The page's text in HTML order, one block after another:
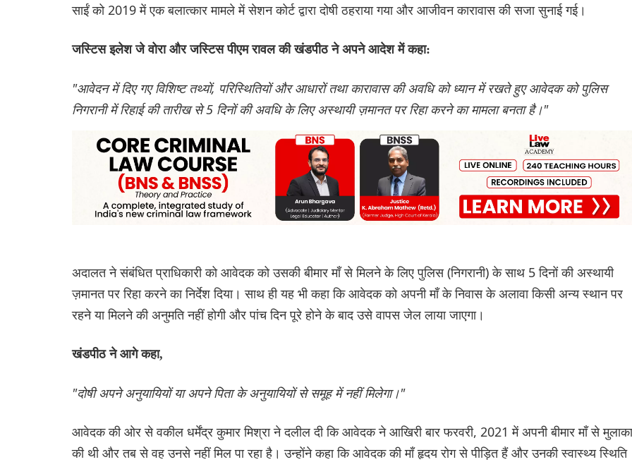
साईं को 2019 में एक बलात्कार मामले में सेशन कोर्ट द्वारा दोषी ठहराया गया और आजीवन कारावास की सजा सुनाई गई।
जस्टिस इलेश जे वोरा और जस्टिस पीएम रावल की खंडपीठ ने अपने आदेश में कहा:
"आवेदन में दिए गए विशिष्ट तथ्यों, परिस्थितियों और आधारों तथा कारावास की अवधि को ध्यान में रखते हुए आवेदक को पुलिस
निगरानी में रिहाई की तारीख से 5 दिनों की अवधि के लिए अस्थायी ज़मानत पर रिहा करने का मामला बनता है।"
अदालत ने संबंधित प्राधिकारी को आवेदक को उसकी बीमार माँ से मिलने के लिए पुलिस (निगरानी) के साथ 5 दिनों की अस्थायी
ज़मानत पर रिहा करने का निर्देश दिया। साथ ही यह भी कहा कि आवेदक को अपनी माँ के निवास के अलावा किसी अन्य स्थान पर
रहने या मिलने की अनुमति नहीं होगी और पांच दिन पूरे होने के बाद उसे वापस जेल लाया जाएगा।
खंडपीठ ने आगे कहा,
"दोषी अपने अनुयायियों या अपने पिता के अनुयायियों से समूह में नहीं मिलेगा।"
आवेदक की ओर से वकील धर्मेंद्र कुमार मिश्रा ने दलील दी कि आवेदक ने आखिरी बार फरवरी, 2021 में अपनी बीमार माँ से
की थी और तब से वह उनसे नहीं मिल पा रहा है। उन्होंने कहा कि आवेदक की माँ हृदय रोग से पीड़ित हैं और उनकी स्वास्थ्य स्थिति